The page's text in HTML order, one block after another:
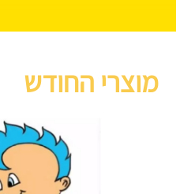
מוצרי החודש